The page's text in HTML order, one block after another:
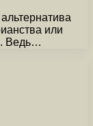
или
Ведь…